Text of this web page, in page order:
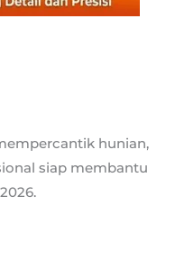
hunian,
siap membantu